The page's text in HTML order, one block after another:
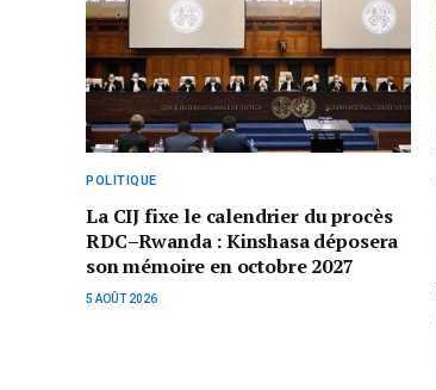
POLITIQUE
La CIJ fixe le calendrier du procès
RDC–Rwanda : Kinshasa déposera
son mémoire en octobre 2027
5 AOÛT 2026